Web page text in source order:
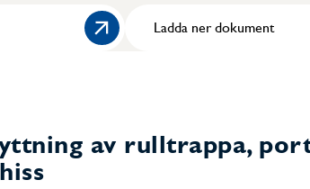
Ladda ner dokument
av rulltrappa,